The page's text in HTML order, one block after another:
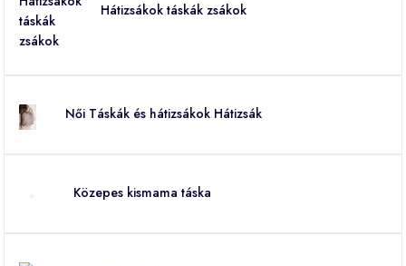
Hátizsákok táskák zsákok
Női Táskák és hátizsákok Hátizsák
Közepes kismama táska